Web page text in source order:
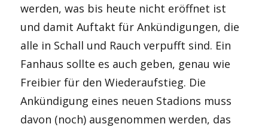
werden, was bis heute nicht eröffnet ist
und damit Auftakt für Ankündigungen, die
alle in Schall und Rauch verpufft sind. Ein
Fanhaus sollte es auch geben, genau wie
Freibier für den Wiederaufstieg. Die
Ankündigung eines neuen Stadions muss
davon (noch) ausgenommen werden, das